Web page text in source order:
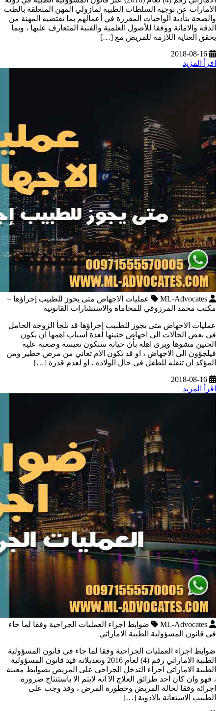
الامارات عن توجيه السلطات الطبية لمازولي المهن المتعلقة بالطب
والصحة بتأدية الواجبات المقررة في أعمالهم بما تقتضيه المهنة من
الدقة والامانة ووفقا للأصول العلمية والفنية المتعارف عليها ، وبما
يحقق العناية اللازمة للمريض مع […]
2018-08-16
اقرأ المزيد
ML-Advocates
عمليات الاجهاض متى يجوز للطبيب إجراؤها –
مكتب محمد المرزوقي للمحاماة والاستشارات القانونية
عمليات الاجهاض متى يجوز للطبيب إجراؤها قد تلجأ الزوجة الحامل
في بعض الحالات الى اجهاض جنينها لعدة اسباب اهمها ان يكون
الجنين مشوها ويرى اهله بأن حياته ستكون تعيسة وصعبة عليه
فيلجؤون الى الاجهاض ، او قد تكون الام تعاني من مرض خطير ومن
المؤكد ان تنقله للطفل في حال الولادة ، او لعدم قدرة […]
2018-08-16
اقرأ المزيد
ML-Advocates
ضوابط اجراء العمليات الجراحية وفقا لما جاء
في قانون المسؤولية الطبية الاماراتي
ضوابط اجراء العمليات الجراحية وفقا لما جاء في قانون المسؤولية
الطبية الاماراتي رقم (4) لعام 2016 وتعديلاته قيد قانون المسؤولية
الطبية الاماراتي اجراء التدخل الجراحي على المريض بضوابط معينة
، فهو وان كان احد طرائق العلاج الا انه لايتم الا باستنتاج ضرورة
اجرائه وفقا لحالة المريض وخطورة المرض ، وقد وجب على
الطبيب الاستعانة بالادوية […]